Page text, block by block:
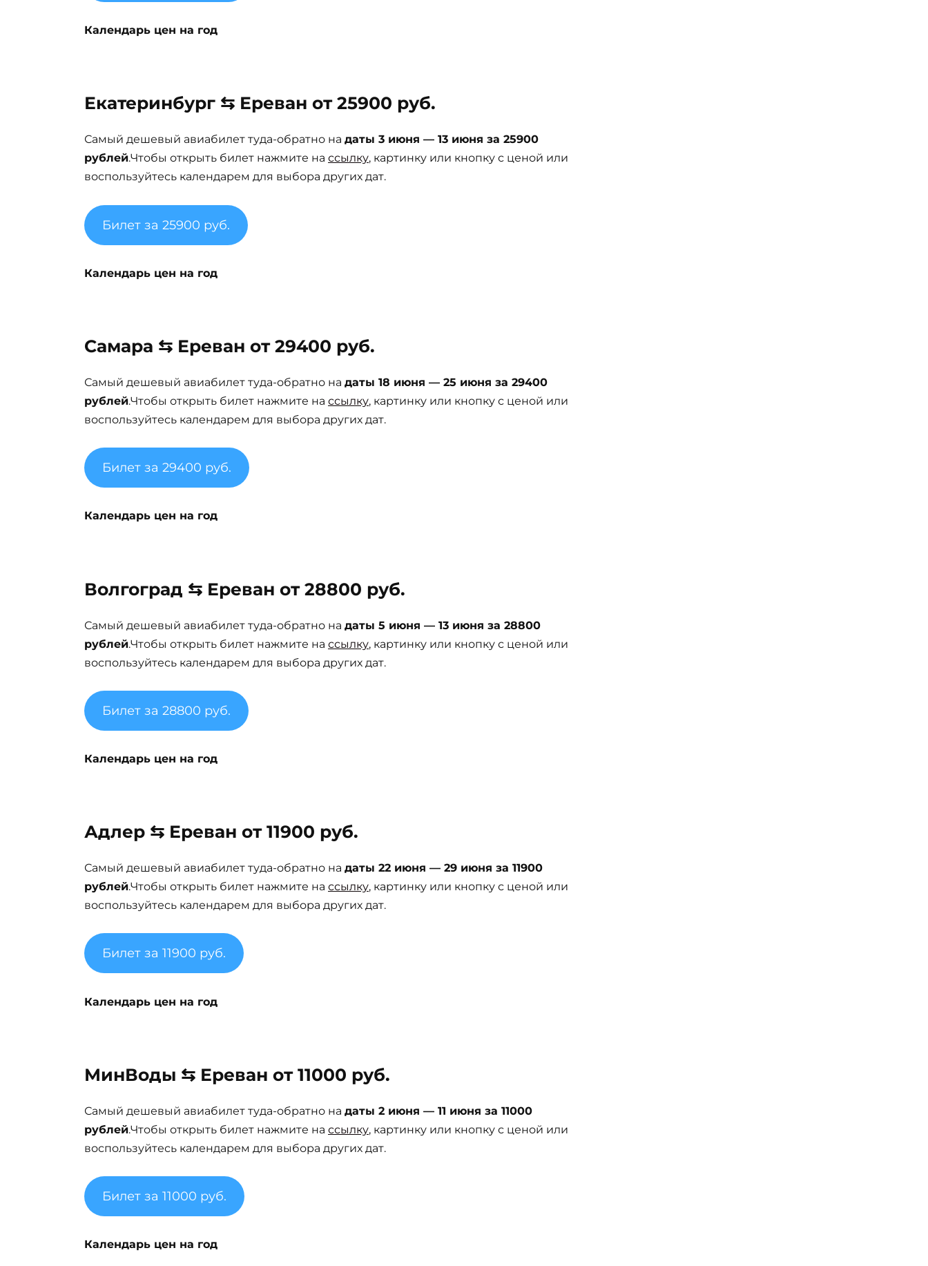
Календарь цен на год
Екатеринбург ⇆ Ереван от 25900 руб.
Самый дешевый авиабилет туда-обратно на даты 3 июня — 13 июня за 25900
рублей.Чтобы открыть билет нажмите на ссылку, картинку или кнопку с ценой или
воспользуйтесь календарем для выбора других дат.
Билет за 25900 руб.
Календарь цен на год
Самара ⇆ Ереван от 29400 руб.
Самый дешевый авиабилет туда-обратно на даты 18 июня — 25 июня за 29400
рублей.Чтобы открыть билет нажмите на ссылку, картинку или кнопку с ценой или
воспользуйтесь календарем для выбора других дат.
Билет за 29400 руб.
Календарь цен на год
Волгоград ⇆ Ереван от 28800 руб.
Самый дешевый авиабилет туда-обратно на даты 5 июня — 13 июня за 28800
рублей.Чтобы открыть билет нажмите на ссылку, картинку или кнопку с ценой или
воспользуйтесь календарем для выбора других дат.
Билет за 28800 руб.
Календарь цен на год
Адлер ⇆ Ереван от 11900 руб.
Самый дешевый авиабилет туда-обратно на даты 22 июня — 29 июня за 11900
рублей.Чтобы открыть билет нажмите на ссылку, картинку или кнопку с ценой или
воспользуйтесь календарем для выбора других дат.
Билет за 11900 руб.
Календарь цен на год
МинВоды ⇆ Ереван от 11000 руб.
Самый дешевый авиабилет туда-обратно на даты 2 июня — 11 июня за 11000
рублей.Чтобы открыть билет нажмите на ссылку, картинку или кнопку с ценой или
воспользуйтесь календарем для выбора других дат.
Билет за 11000 руб.
Календарь цен на год